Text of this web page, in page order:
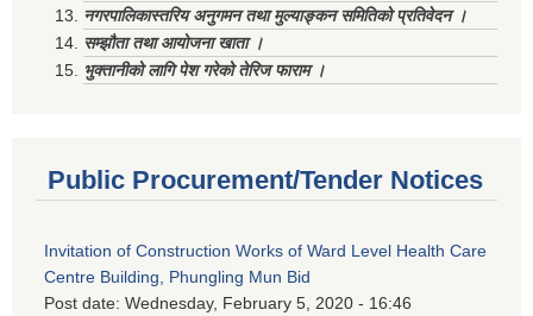
नगरपालिकास्तरिय अनुगमन तथा मुल्याङ्कन समितिको प्रतिवेदन ।
सम्झौता तथा आयोजना खाता ।
भुक्तानीको लागि पेश गरेको तेरिज फाराम ।
Public Procurement/Tender Notices
Invitation of Construction Works of Ward Level Health Care
Centre Building, Phungling Mun Bid
Post date: Wednesday, February 5, 2020 - 16:46